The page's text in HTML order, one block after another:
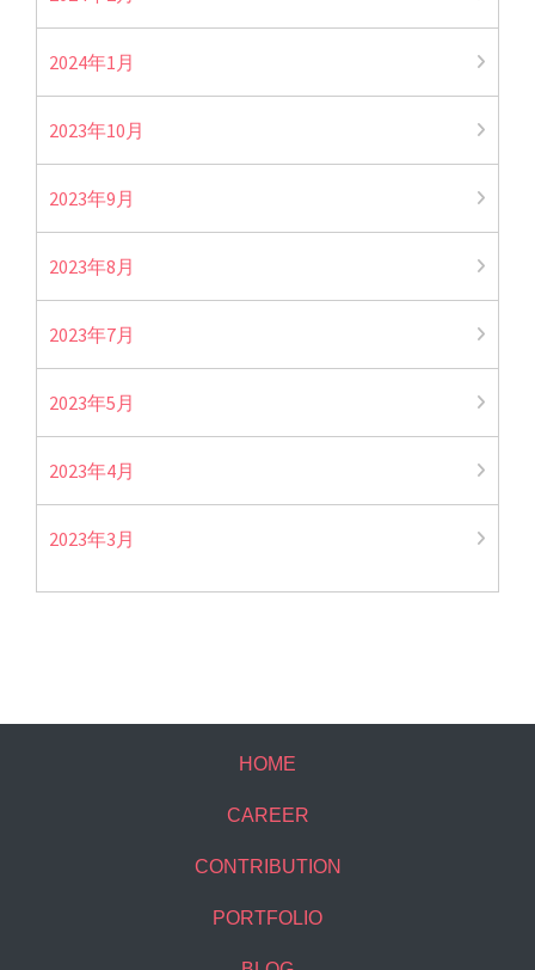
2024年1月
2023年10月
2023年9月
2023年8月
2023年7月
2023年5月
2023年4月
2023年3月
HOME
CAREER
CONTRIBUTION
PORTFOLIO